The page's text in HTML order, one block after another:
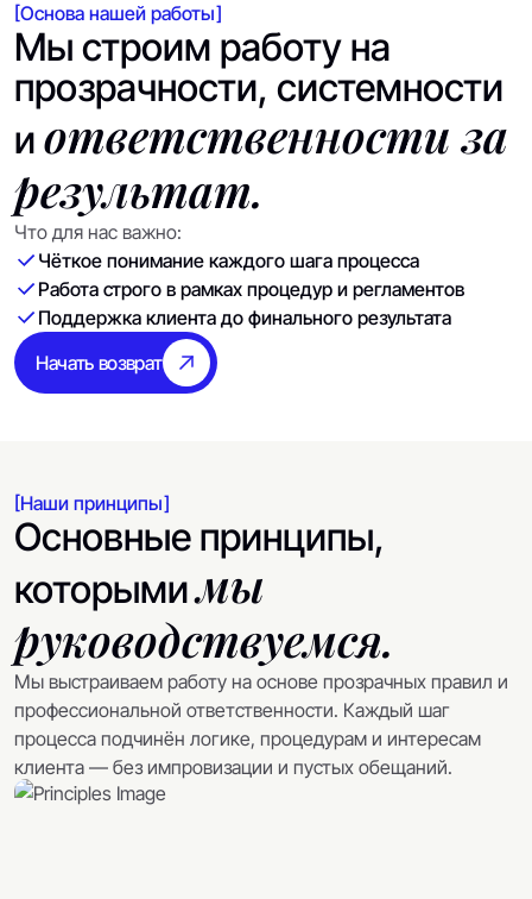
[Основа нашей работы]
Мы строим работу на
прозрачности, системности
и ответственности за
результат.
Что для нас важно:
Чёткое понимание каждого шага процесса
Работа строго в рамках процедур и регламентов
Поддержка клиента до финального результата
Начать возврат
[Наши принципы]
Основные принципы,
которымимы
руководствуемся.
Мы выстраиваем работу на основе прозрачных правил и
профессиональной ответственности. Каждый шаг
процесса подчинён логике, процедурам и интересам
клиента — без импровизации и пустых обещаний.